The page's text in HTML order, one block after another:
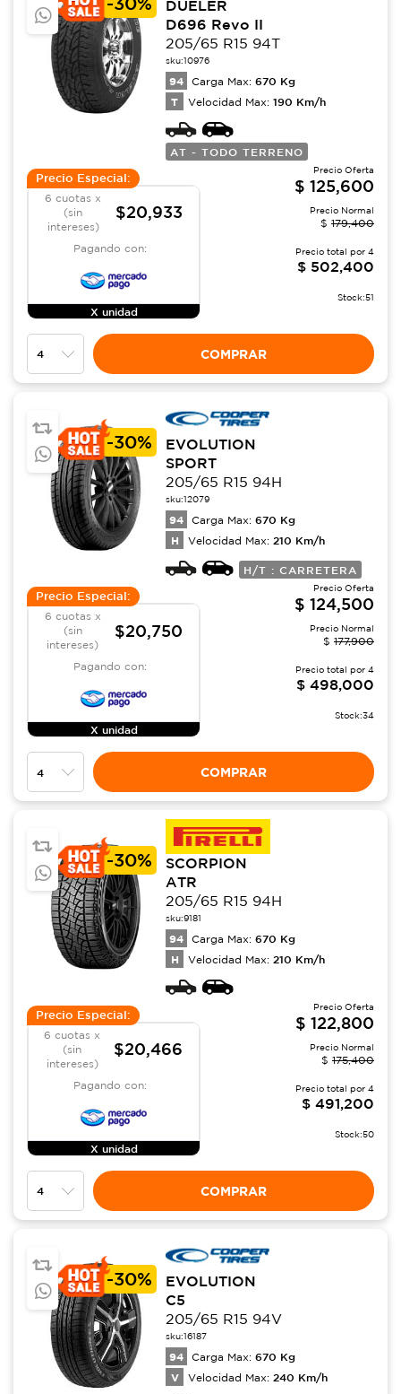
DUELER
D696 Revo II
205/65 R15 94T
sku:10976
94 Carga Max: 670 Kg
T Velocidad Max: 190 Km/h
AT - TODO TERRENO
Precio Especial:
6 cuotas x
(sin
intereses)
$20,933
Pagando con:
X unidad
Precio Oferta
$ 125,600
Precio Normal
$ 179,400
Precio total por 4
$ 502,400
Stock:51
COMPRAR
-30%
EVOLUTION
SPORT
205/65 R15 94H
sku:12079
94 Carga Max: 670 Kg
H Velocidad Max: 210 Km/h
H/T : CARRETERA
Precio Especial:
6 cuotas x
(sin
intereses)
$20,750
Pagando con:
X unidad
Precio Oferta
$ 124,500
Precio Normal
$ 177,900
Precio total por 4
$ 498,000
Stock:34
COMPRAR
-30%
SCORPION
ATR
205/65 R15 94H
sku:9181
94 Carga Max: 670 Kg
H Velocidad Max: 210 Km/h
Precio Especial:
6 cuotas x
(sin
intereses)
$20,466
Pagando con:
X unidad
Precio Oferta
$ 122,800
Precio Normal
$ 175,400
Precio total por 4
$ 491,200
Stock:50
COMPRAR
-30%
EVOLUTION
C5
205/65 R15 94V
sku:16187
94 Carga Max: 670 Kg
V Velocidad Max: 240 Km/h